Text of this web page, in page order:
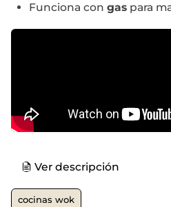
Funciona con gas para
Ver descripción
cocinas wok